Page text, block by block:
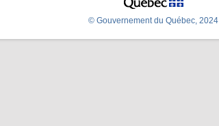
© Gouvernement du Québec, 2024